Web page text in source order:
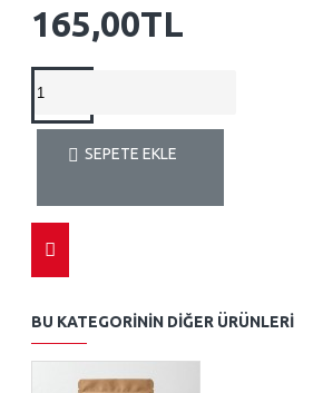
165,00TL
SEPETE EKLE
BU KATEGORININ DIĞER ÜRÜNLERI